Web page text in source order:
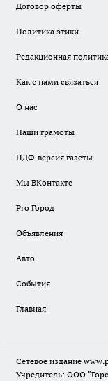
Договор оферты
Политика этики
Редакционная
Как с нами связаться
О нас
Наши грамоты
ПДФ-версия газеты
Мы ВКонтакте
Pro Город
Объявления
Авто
События
Главная
Сетевое издание
Учредитель: ООО